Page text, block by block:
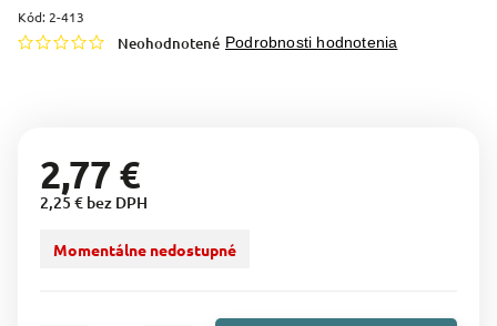
Kód: 2-413
Neohodnotené Podrobnosti hodnotenia
2,77 €
2,25 € bez DPH
Momentálne nedostupné